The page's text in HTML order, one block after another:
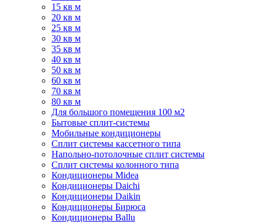
15 кв м
20 кв м
25 кв м
30 кв м
35 кв м
40 кв м
50 кв м
60 кв м
70 кв м
80 кв м
Для большого помещения 100 м2
Бытовые сплит-системы
Мобильные кондиционеры
Сплит системы кассетного типа
Напольно-потолочные сплит системы
Сплит системы колонного типа
Кондиционеры Midea
Кондиционеры Daichi
Кондиционеры Daikin
Кондиционеры Бирюса
Кондиционеры Ballu